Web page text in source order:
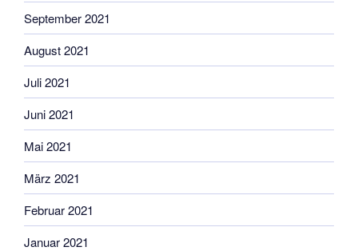
September 2021
August 2021
Juli 2021
Juni 2021
Mai 2021
März 2021
Februar 2021
Januar 2021